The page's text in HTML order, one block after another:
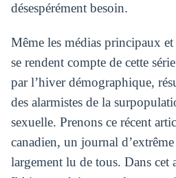
désespérément besoin.
Même les médias principaux
se rendent compte de cette
par l’hiver démographique,
des alarmistes de la
sexuelle. Prenons ce récent
canadien, un journal
largement lu de tous. Dans cet